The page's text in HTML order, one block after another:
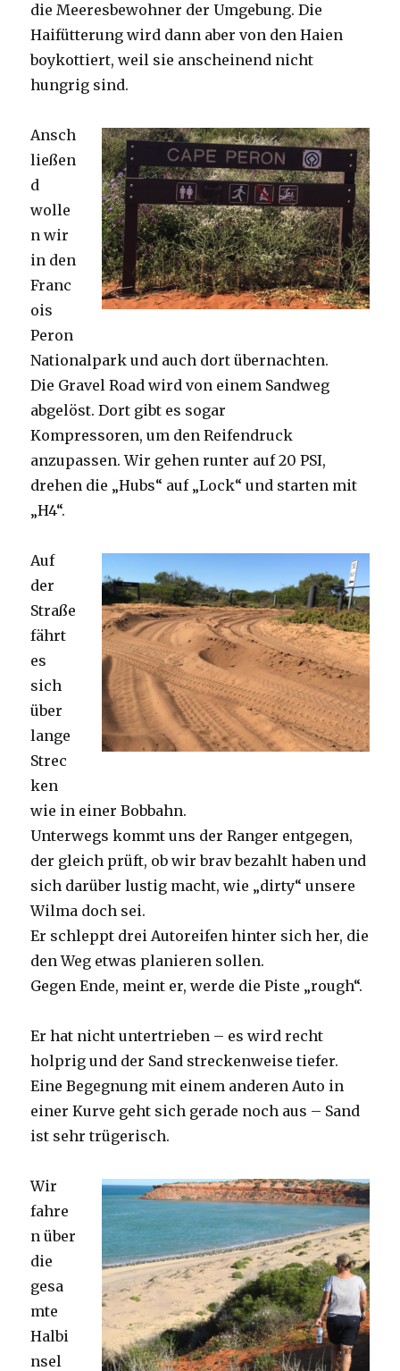
die Meeresbewohner der Umgebung. Die
Haifütterung wird dann aber von den Haien
boykottiert, weil sie anscheinend nicht
hungrig sind.
Ansch
ließen
d
wolle
n wir
in den
Franc
ois
Peron
Nationalpark und auch dort übernachten.
Die Gravel Road wird von einem Sandweg
abgelöst. Dort gibt es sogar
Kompressoren, um den Reifendruck
anzupassen. Wir gehen runter auf 20 PSI,
drehen die „Hubs“ auf „Lock“ und starten mit
„H4“.
Auf
der
Straße
fährt
es
sich
über
lange
Strec
ken
wie in einer Bobbahn.
Unterwegs kommt uns der Ranger entgegen,
der gleich prüft, ob wir brav bezahlt haben und
sich darüber lustig macht, wie „dirty“ unsere
Wilma doch sei.
Er schleppt drei Autoreifen hinter sich her, die
den Weg etwas planieren sollen.
Gegen Ende, meint er, werde die Piste „rough“.
Er hat nicht untertrieben – es wird recht
holprig und der Sand streckenweise tiefer.
Eine Begegnung mit einem anderen Auto in
einer Kurve geht sich gerade noch aus – Sand
ist sehr trügerisch.
Wir
fahre
n über
die
gesa
mte
Halbi
nsel